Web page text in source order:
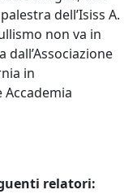
dell’Isiss A.
non va in
dall’Associazione
in
Accademia
relatori: